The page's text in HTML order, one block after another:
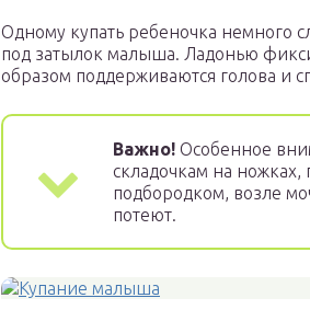
Одному купать ребеночка немного
под затылок малыша. Ладонью
образом поддерживаются голова и
Важно! Особенное
складочкам на
подбородком, возле
потеют.